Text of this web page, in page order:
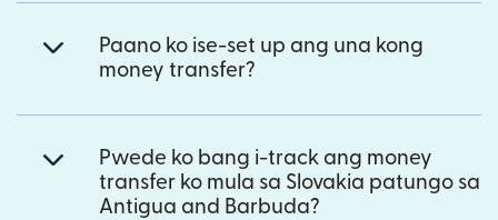
Paano ko ise-set up ang una kong
money transfer?
Pwede ko bang i-track ang money
transfer ko mula sa Slovakia patungo sa
Antigua and Barbuda?